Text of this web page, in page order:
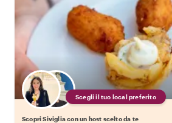
Scegli il tuo local preferito
Scopri Siviglia con un host scelto da te